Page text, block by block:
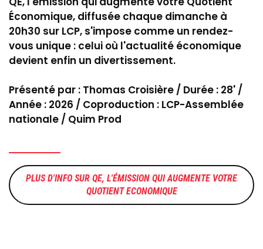
Économique, diffusée chaque dimanche à
20h30 sur LCP, s'impose comme un rendez-
vous unique : celui où l'actualité économique
devient enfin un divertissement.
Présenté par : Thomas Croisière / Durée : 28' /
Année : 2026 / Coproduction : LCP-Assemblée
nationale / Quim Prod
QE, L'ÉMISSION QUI AUGMENTE VOTRE
QUOTIENT ECONOMIQUE